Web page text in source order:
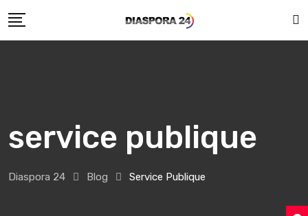
to
service publique
Diaspora 24 Blog Service Publique